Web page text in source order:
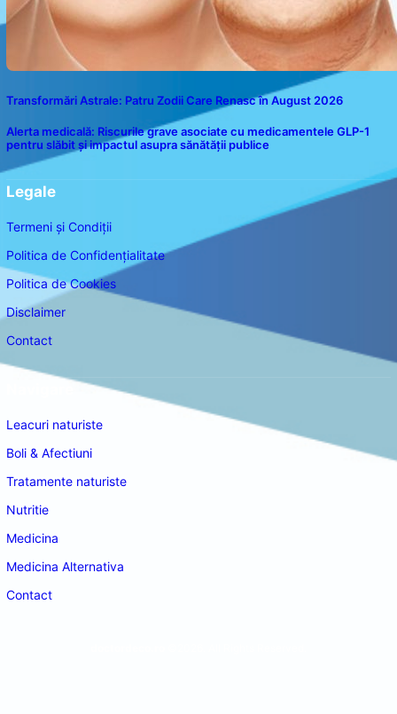
Transformări Astrale: Patru Zodii Care Renasc în August 2026
Alerta medicală: Riscurile grave asociate cu medicamentele GLP-1
pentru slăbit și impactul asupra sănătății publice
Legale
Termeni și Condiții
Politica de Confidențialitate
Politica de Cookies
Disclaimer
Contact
Leacuri naturiste
Boli & Afectiuni
Tratamente naturiste
Nutritie
Medicina
Medicina Alternativa
Contact